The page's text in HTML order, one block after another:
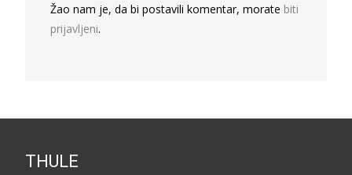
Žao nam je, da bi postavili komentar, morate biti
prijavljeni.
THULE